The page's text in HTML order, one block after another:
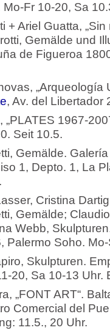
Fr 10-20, Sa
+ Ariel Guatta,
Gemälde und
de Figueroa
„Arqueología
, Av. del Libertador
„PLATES 1967-
Seit 10.5.
Gemälde.
1, Depto. 1, La
Cristina
Gemälde;
Webb,
Palermo Soho.
Skulpturen.
20, Sa 10-13 Uhr.
„FONT ART“.
Comercial del
11.5., 20 Uhr.